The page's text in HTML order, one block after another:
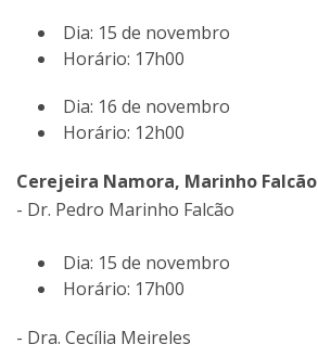
Dia: 15 de novembro
Horário: 17h00
Dia: 16 de novembro
Horário: 12h00
Cerejeira Namora, Marinho Falcão
- Dr. Pedro Marinho Falcão
Dia: 15 de novembro
Horário: 17h00
- Dra. Cecília Meireles